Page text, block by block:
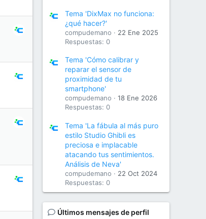
Tema 'DixMax no funciona:
¿qué hacer?'
compudemano
22 Ene 2025
Respuestas: 0
Tema 'Cómo calibrar y
reparar el sensor de
proximidad de tu
smartphone'
compudemano
18 Ene 2026
Respuestas: 0
Tema 'La fábula al más puro
estilo Studio Ghibli es
preciosa e implacable
atacando tus sentimientos.
Análisis de Neva'
compudemano
22 Oct 2024
Respuestas: 0
Últimos mensajes de perfil